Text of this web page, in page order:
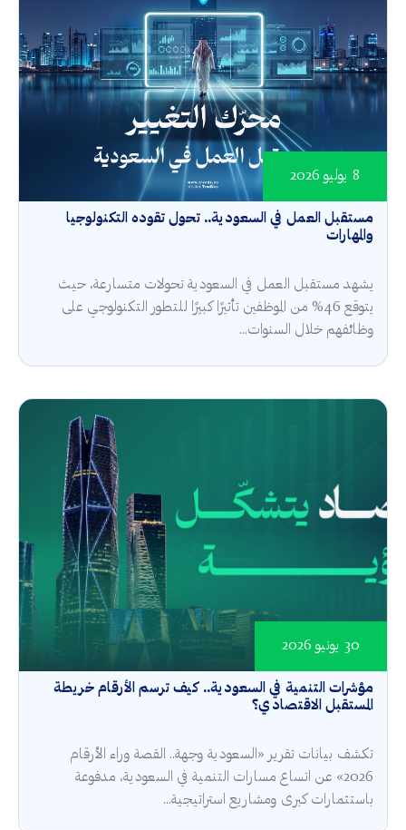
مستقبل العمل في السعودية.. تحول تقوده التكنولوجيا
والمهارات
8 يوليو 2026
يشهد مستقبل العمل في السعودية تحولات متسارعة، حيث
يتوقع 46% من الموظفين تأثيرًا كبيرًا للتطور التكنولوجي على
وظائفهم خلال السنوات...
مؤشرات التنمية في السعودية.. كيف ترسم الأرقام خريطة
المستقبل الاقتصادي؟
30 يونيو 2026
تكشف بيانات تقرير «السعودية وجهة.. القصة وراء الأرقام
2026» عن اتساع مسارات التنمية في السعودية، مدفوعة
باستثمارات كبرى ومشاريع استراتيجية...